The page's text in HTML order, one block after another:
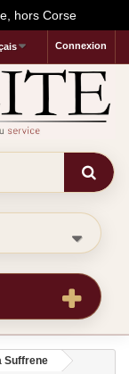
hors Corse
Connexion
Suffrene